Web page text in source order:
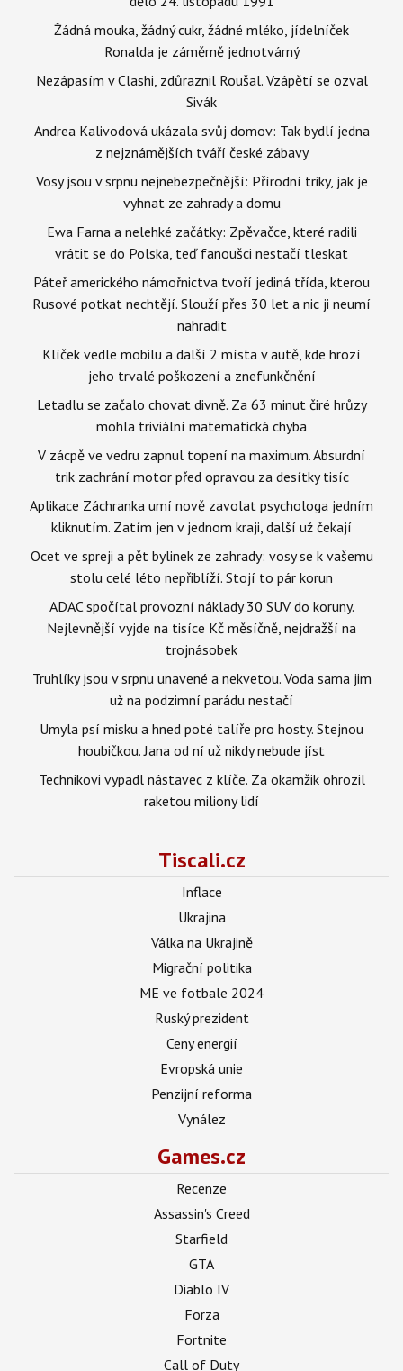
Žádná mouka, žádný cukr, žádné mléko, jídelníček
Ronalda je záměrně jednotvárný
Nezápasím v Clashi, zdůraznil Roušal. Vzápětí se ozval
Sivák
Andrea Kalivodová ukázala svůj domov: Tak bydlí jedna
z nejznámějších tváří české zábavy
Vosy jsou v srpnu nejnebezpečnější: Přírodní triky, jak je
vyhnat ze zahrady a domu
Ewa Farna a nelehké začátky: Zpěvačce, které radili
vrátit se do Polska, teď fanoušci nestačí tleskat
Páteř amerického námořnictva tvoří jediná třída, kterou
Rusové potkat nechtějí. Slouží přes 30 let a nic ji neumí
nahradit
Klíček vedle mobilu a další 2 místa v autě, kde hrozí
jeho trvalé poškození a znefunkčnění
Letadlu se začalo chovat divně. Za 63 minut čiré hrůzy
mohla triviální matematická chyba
V zácpě ve vedru zapnul topení na maximum. Absurdní
trik zachrání motor před opravou za desítky tisíc
Aplikace Záchranka umí nově zavolat psychologa jedním
kliknutím. Zatím jen v jednom kraji, další už čekají
Ocet ve spreji a pět bylinek ze zahrady: vosy se k vašemu
stolu celé léto nepřiblíží. Stojí to pár korun
ADAC spočítal provozní náklady 30 SUV do koruny.
Nejlevnější vyjde na tisíce Kč měsíčně, nejdražší na
trojnásobek
Truhlíky jsou v srpnu unavené a nekvetou. Voda sama jim
už na podzimní parádu nestačí
Umyla psí misku a hned poté talíře pro hosty. Stejnou
houbičkou. Jana od ní už nikdy nebude jíst
Technikovi vypadl nástavec z klíče. Za okamžik ohrozil
raketou miliony lidí
Tiscali.cz
Inflace
Ukrajina
Válka na Ukrajině
Migrační politika
ME ve fotbale 2024
Ruský prezident
Ceny energií
Evropská unie
Penzijní reforma
Vynález
Games.cz
Recenze
Assassin's Creed
Starfield
GTA
Diablo IV
Forza
Fortnite
Call of Duty